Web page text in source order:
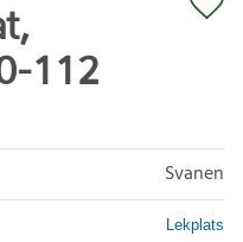
112
Svanen
Lekplats